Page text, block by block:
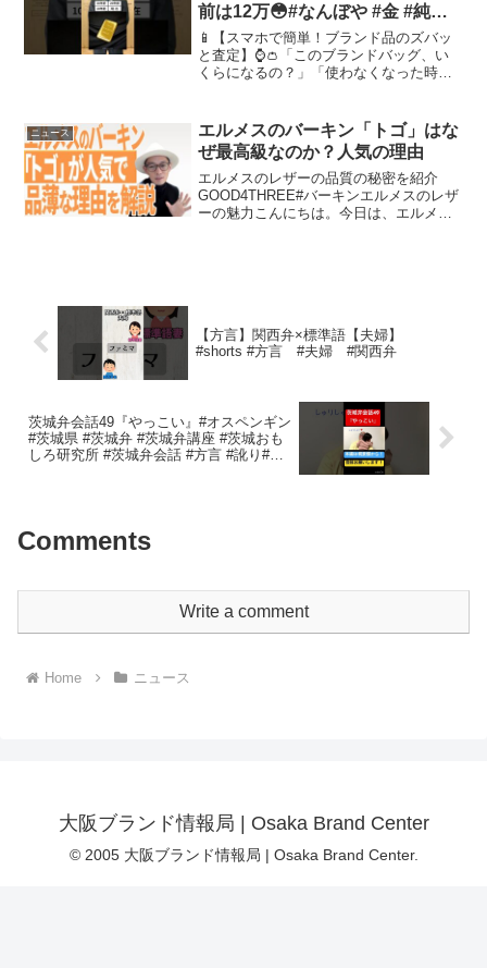
前は12万😳#なんぼや #金 #純金 #
インゴット #24金 #24k #18金
#18k #金価格 #金相場 #金の売り
時
📱【スマホで簡単！ブランド品のズバッ
と査定】⌚️👛「このブランドバッグ、い
くらになるの？」「使わなくなった時
📸✨💎 ブランド品の価値をズバッと査
定！⌚️ 時計・バッグ・...
ニュース
エルメスのバーキン「トゴ」はな
ぜ最高級なのか？人気の理由
エルメスのレザーの品質の秘密を紹介
GOOD4THREE#バーキンエルメスのレザ
ーの魅力こんにちは。今日は、エルメス
【方言】関西弁×標準語【夫婦】
#shorts #方言 #夫婦 #関西弁
茨城弁会話49『やっこい』#オスペンギン
#茨城県 #茨城弁 #茨城弁講座 #茨城おも
しろ研究所 #茨城弁会話 #方言 #訛り#赤
Comments
Write a comment
Home ニュース
大阪ブランド情報局 | Osaka Brand Center
© 2005 大阪ブランド情報局 | Osaka Brand Center.